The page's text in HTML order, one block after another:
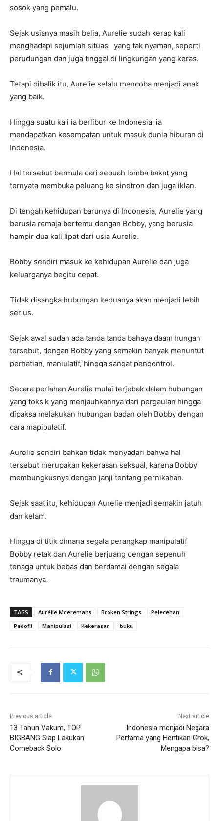
sosok yang pemalu.
Sejak usianya masih belia, Aurelie sudah kerap kali
menghadapi sejumlah situasi yang tak nyaman, seperti
perudungan dan juga tinggal di lingkungan yang keras.
Tetapi dibalik itu, Aurelie selalu mencoba menjadi anak
yang baik.
Hingga suatu kali ia berlibur ke Indonesia, ia
mendapatkan kesempatan untuk masuk dunia hiburan di
Indonesia.
Hal tersebut bermula dari sebuah lomba bakat yang
ternyata membuka peluang ke sinetron dan juga iklan.
Di tengah kehidupan barunya di Indonesia, Aurelie yang
berusia remaja bertemu dengan Bobby, yang berusia
hampir dua kali lipat dari usia Aurelie.
Bobby sendiri masuk ke kehidupan Aurelie dan juga
keluarganya begitu cepat.
Tidak disangka hubungan keduanya akan menjadi lebih
serius.
Sejak awal sudah ada tanda tanda bahaya daam hungan
tersebut, dengan Bobby yang semakin banyak menuntut
perhatian, maniulatif, hingga sangat pengontrol.
Secara perlahan Aurelie mulai terjebak dalam hubungan
yang toksik yang menjauhkannya dari pergaulan hingga
dipaksa melakukan hubungan badan oleh Bobby dengan
cara mapipulatif.
Aurelie sendiri bahkan tidak menyadari bahwa hal
tersebut merupakan kekerasan seksual, karena Bobby
membungkusnya dengan janji tentang pernikahan.
Sejak saat itu, kehidupan Aurelie menjadi semakin jatuh
dan kelam.
Hingga di titik dimana segala perangkap manipulatif
Bobby retak dan Aurelie berjuang dengan sepenuh
tenaga untuk bebas dan berdamai dengan segala
traumanya.
TAGS Aurélie Moeremans Broken Strings
Pelecehan
Pedofil
Manipulasi Kekerasan buku
Previous article
13 Tahun Vakum, TOP
BIGBANG Siap Lakukan
Comeback Solo
Next article
Indonesia menjadi Negara
Pertama yang Hentikan Grok,
Mengapa bisa?